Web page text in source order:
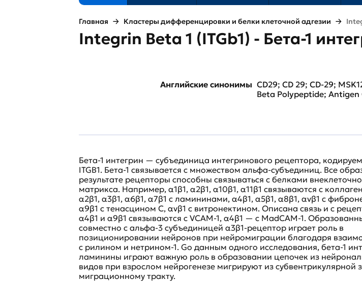
Главная Кластеры дифференцировки и белки клеточной адгезии
Integrin Beta 1 (ITGb1) - Бета-1
Английские синонимы CD29; CD 29; CD-29;
Beta Polypeptide;
Бета-1 интегрин — субъединица интегринового рецептора,
ITGB1. Бета-1 связывается с множеством альфа-субъединиц. Все
результате рецепторы способны связываться с белками
матрикса. Например, α1β1, α2β1, α10β1, α11β1 связываются с
α2β1, α3β1, α6β1, α7β1 с ламининами, α4β1, α5β1, α8β1, αvβ1 с
α9β1 с тенасцином C, αvβ1 с витронектином. Описана связь и с
α4β1 и α9β1 связываются с VCAM-1, α4β1 — с MadCAM-1.
совместно с альфа-3 субъединицей α3β1-рецептор играет роль в
позиционировании нейронов при нейромиграции благодаря
с рилином и нетрином-1. Gо данным одного исследования, бета-1
ламинины играют важную роль в образовании цепочек из
видов при взрослом нейрогенезе мигрируют из
миграционному тракту.